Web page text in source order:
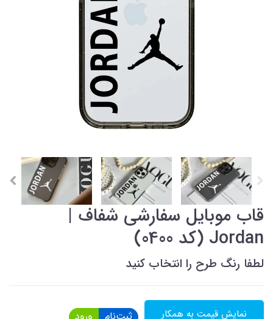
قاب موبایل سفارشی شفاف |
Jordan (کد 0400)
لطفا رنگ طرح را انتخاب کنید
نمایش قیمت به همکار